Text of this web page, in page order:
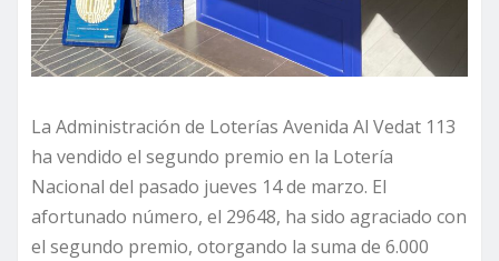
La Administración de Loterías Avenida Al Vedat 113
ha vendido el segundo premio en la Lotería
Nacional del pasado jueves 14 de marzo. El
afortunado número, el 29648, ha sido agraciado con
el segundo premio, otorgando la suma de 6.000